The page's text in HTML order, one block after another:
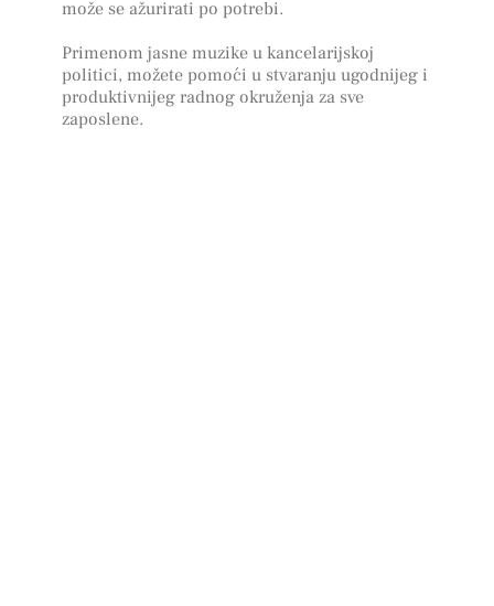
može se ažurirati po potrebi.
Primenom jasne muzike u kancelarijskoj
politici, možete pomoći u stvaranju ugodnijeg i
produktivnijeg radnog okruženja za sve
zaposlene.